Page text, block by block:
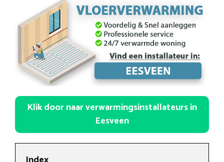
Klik door naar verwarmingsinstallateurs in
Eesveen